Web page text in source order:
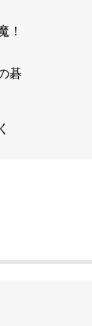
！
碁